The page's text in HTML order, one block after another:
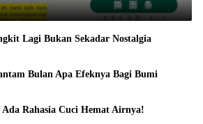
Lagi Bukan Sekadar Nostalgia
Bulan Apa Efeknya Bagi Bumi
Rahasia Cuci Hemat Airnya!